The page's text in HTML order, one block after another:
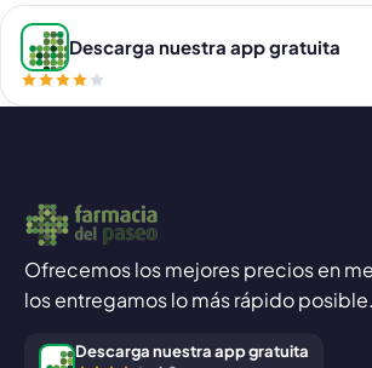
Descarga nuestra app gratuita
Ofrecemos los mejores precios en
los entregamos lo más rápido posible.
Descarga nuestra app gratuita